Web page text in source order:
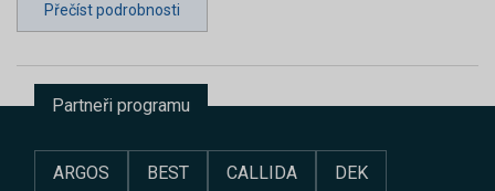
Přečíst podrobnosti
Partneři programu
ARGOS BEST CALLIDA DEK